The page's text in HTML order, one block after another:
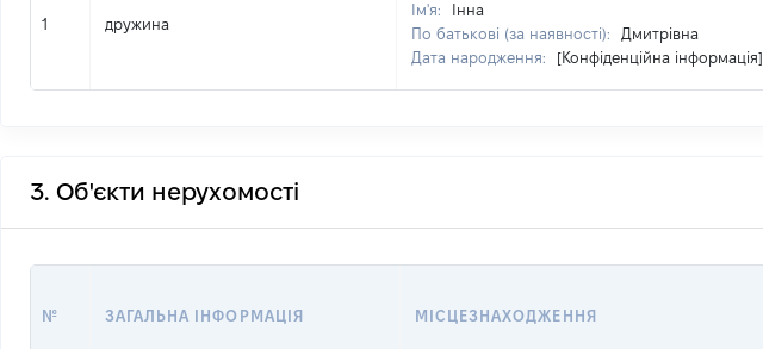
1 дружина
Ім'я:
Інна
По батькові (за наявності):
Дмитрівна
Дата народження:
[Конфіденційна інформація]
3. Об'єкти нерухомості
№ ЗАГАЛЬНА ІНФОРМАЦІЯ МІСЦЕЗНАХОДЖЕННЯ